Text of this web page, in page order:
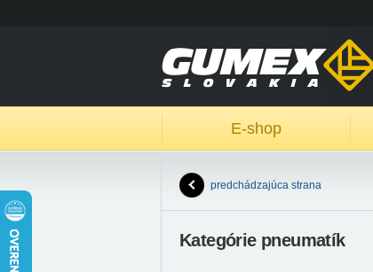
E-shop
predchádzajúca strana
Kategórie pneumatík